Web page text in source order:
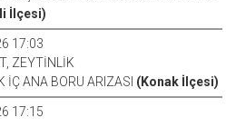
İlçesi)
17:03
ZEYTİNLİK
ANA BORU ARIZASI (Konak İlçesi)
17:15